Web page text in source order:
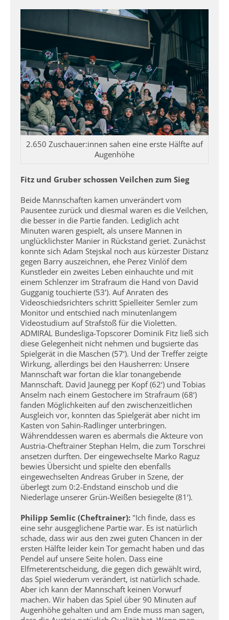
2.650 Zuschauer:innen sahen eine erste Hälfte auf
Augenhöhe
Fitz und Gruber schossen Veilchen zum Sieg
Beide Mannschaften kamen unverändert vom
Pausentee zurück und diesmal waren es die Veilchen,
die besser in die Partie fanden. Lediglich acht
Minuten waren gespielt, als unsere Mannen in
unglücklichster Manier in Rückstand geriet. Zunächst
konnte sich Adam Stejskal noch aus kürzester Distanz
gegen Barry auszeichnen, ehe Perez Vinlöf dem
Kunstleder ein zweites Leben einhauchte und mit
einem Schlenzer im Strafraum die Hand von David
Gugganig touchierte (53‘). Auf Anraten des
Videoschiedsrichters schritt Spielleiter Semler zum
Monitor und entschied nach minutenlangem
Videostudium auf Strafstoß für die Violetten.
ADMIRAL Bundesliga-Topscorer Dominik Fitz ließ sich
diese Gelegenheit nicht nehmen und bugsierte das
Spielgerät in die Maschen (57‘). Und der Treffer zeigte
Wirkung, allerdings bei den Hausherren: Unsere
Mannschaft war fortan die klar tonangebende
Mannschaft. David Jaunegg per Kopf (62‘) und Tobias
Anselm nach einem Gestochere im Strafraum (68‘)
fanden Möglichkeiten auf den zwischenzeitlichen
Ausgleich vor, konnten das Spielgerät aber nicht im
Kasten von Sahin-Radlinger unterbringen.
Währenddessen waren es abermals die Akteure von
Austria-Cheftrainer Stephan Helm, die zum Torschrei
ansetzen durften. Der eingewechselte Marko Raguz
bewies Übersicht und spielte den ebenfalls
eingewechselten Andreas Gruber in Szene, der
überlegt zum 0:2-Endstand einschob und die
Niederlage unserer Grün-Weißen besiegelte (81‘).
Philipp Semlic (Cheftrainer): "Ich finde, dass es
eine sehr ausgeglichene Partie war. Es ist natürlich
schade, dass wir aus den zwei guten Chancen in der
ersten Hälfte leider kein Tor gemacht haben und das
Pendel auf unsere Seite holen. Dass eine
Elfmeterentscheidung, die gegen dich gewählt wird,
das Spiel wiederum verändert, ist natürlich schade.
Aber ich kann der Mannschaft keinen Vorwurf
machen. Wir haben das Spiel über 90 Minuten auf
Augenhöhe gehalten und am Ende muss man sagen,